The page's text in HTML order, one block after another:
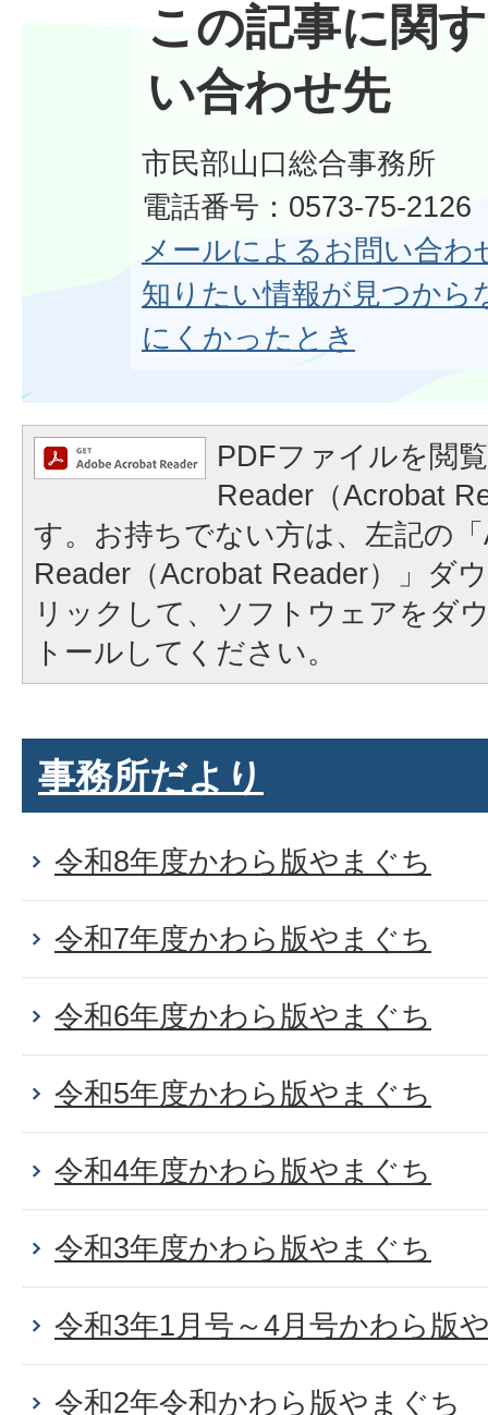
この記事に関
い合わせ先
市民部山口総合事務所
電話番号：0573-75-2126
メールによるお問い合わ
知りたい情報が見つから
にくかったとき
PDFファイルを閲
Reader（Acrobat
す。お持ちでない方は、左記の
Reader（Acrobat Reader）」ダ
リックして、ソフトウェアをダ
トールしてください。
事務所だより
令和8年度かわら版やまぐち
令和7年度かわら版やまぐち
令和6年度かわら版やまぐち
令和5年度かわら版やまぐち
令和4年度かわら版やまぐち
令和3年度かわら版やまぐち
令和3年1月号～4月号かわら版
令和2年令和かわら版やまぐち